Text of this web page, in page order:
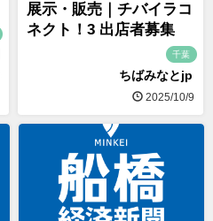
展示・販売｜チバイラコ
ネクト！3 出店者募集
千葉
ちばみなとjp
2025/10/9